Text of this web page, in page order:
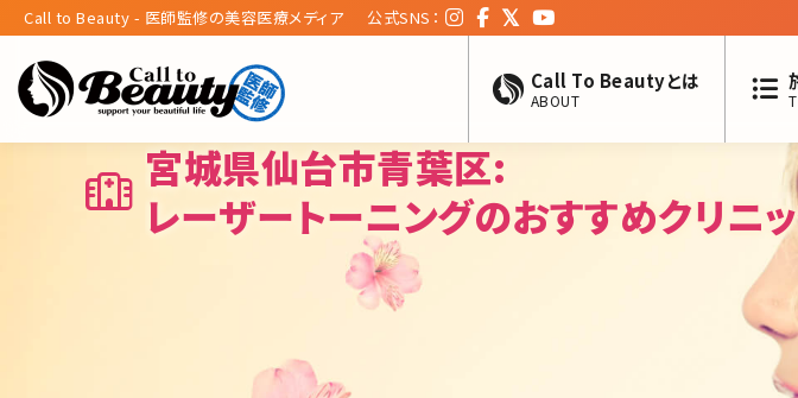
Call to Beauty - 医師監修の美容医療メディア 公式SNS：
Call To Beautyとは
ABOUT
宮城県仙台市青葉区:
レーザートーニングのおすすめクリニ